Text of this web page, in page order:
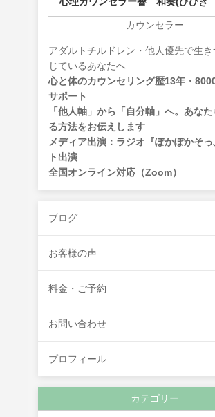
カウンセラー
アダルトチルドレン・他人優先で生
じているあなたへ
心と体のカウンセリング歴13年・
サポート
「他人軸」から「自分軸」へ。あな
る方法をお伝えします
メディア出演：ラジオ『ぽかぽかそ
ト出演
全国オンライン対応（Zoom）
ブログ
お客様の声
料金・ご予約
お問い合わせ
プロフィール
カテゴリー